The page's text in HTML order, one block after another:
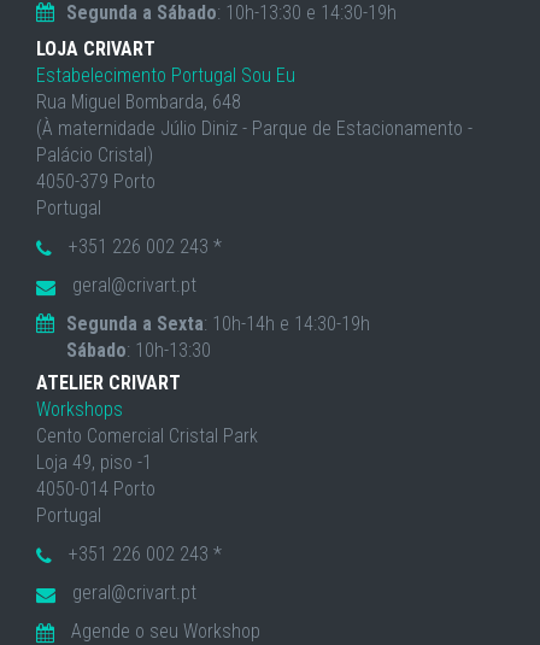
Segunda a Sábado: 10h-13:30 e 14:30-19h
LOJA CRIVART
Estabelecimento Portugal Sou Eu
Rua Miguel Bombarda, 648
(À maternidade Júlio Diniz - Parque de Estacionamento -
Palácio Cristal)
4050-379 Porto
Portugal
+351 226 002 243 *
geral@crivart.pt
Segunda a Sexta: 10h-14h e 14:30-19h
Sábado: 10h-13:30
ATELIER CRIVART
Workshops
Cento Comercial Cristal Park
Loja 49, piso -1
4050-014 Porto
Portugal
+351 226 002 243 *
geral@crivart.pt
Agende o seu Workshop